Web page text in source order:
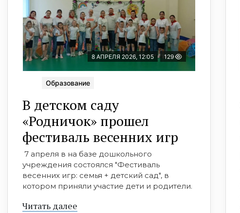
8 АПРЕЛЯ 2026, 12:05 129
Образование
В детском саду
«Родничок» прошел
фестиваль весенних игр
7 апреля в на базе дошкольного
учреждения состоялся "Фестиваль
весенних игр: семья + детский сад", в
котором приняли участие дети и родители.
Читать далее